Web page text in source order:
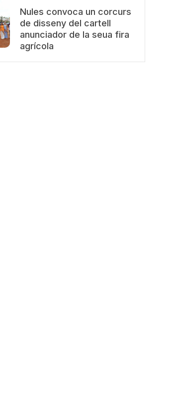
Nules convoca un corcurs
de disseny del cartell
anunciador de la seua fira
agrícola